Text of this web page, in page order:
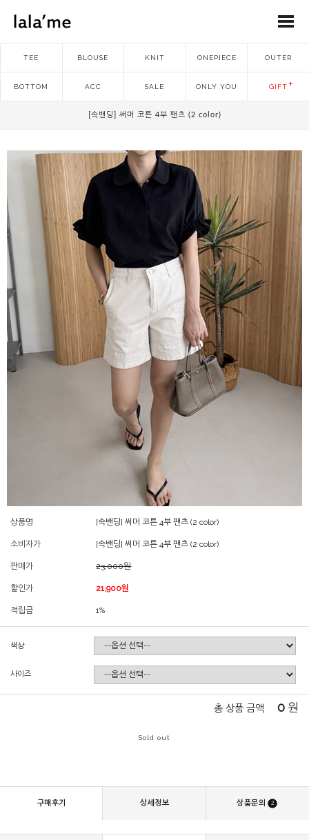
TEE BLOUSE KNIT ONEPIECE OUTER
BOTTOM ACC SALE ONLY YOU GIFT
[속밴딩] 써머 코튼 4부 팬츠 (2 color)
상품명 [속밴딩] 써머 코튼 4부 팬츠 (2 color)
소비자가 [속밴딩] 써머 코튼 4부 팬츠 (2 color)
판매가 23,000원
할인가 21,900원
적립금 1%
색상
사이즈
총 상품 금액 0 원
Sold out
구매후기 상세정보 상품문의 2